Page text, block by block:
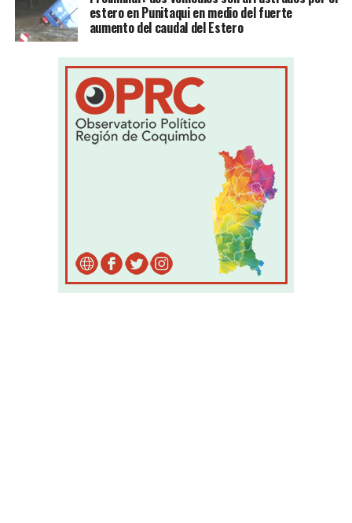
estero en Punitaqui en medio del fuerte
aumento del caudal del Estero